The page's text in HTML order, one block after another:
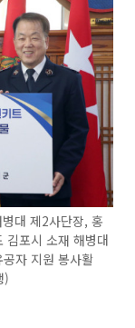
대 제2사단장, 홍
김포시 소재 해병대
자 지원 봉사활
)